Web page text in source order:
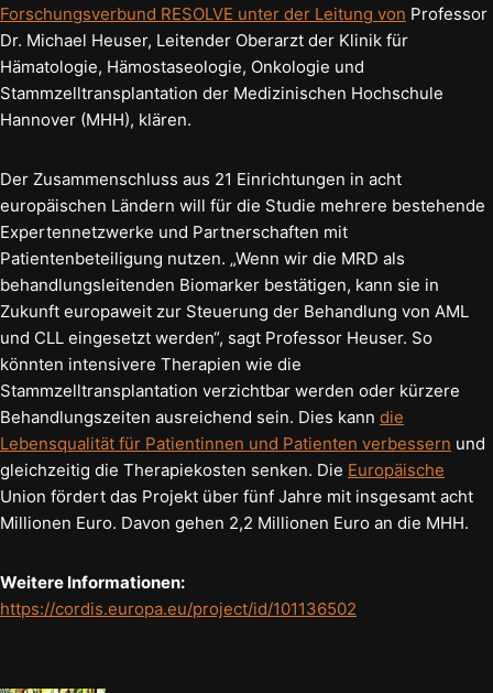
Forschungsverbund RESOLVE unter der Leitung von Professor
Dr. Michael Heuser, Leitender Oberarzt der Klinik für
Hämatologie, Hämostaseologie, Onkologie und
Stammzelltransplantation der Medizinischen Hochschule
Hannover (MHH), klären.
Der Zusammenschluss aus 21 Einrichtungen in acht
europäischen Ländern will für die Studie mehrere bestehende
Expertennetzwerke und Partnerschaften mit
Patientenbeteiligung nutzen. „Wenn wir die MRD als
behandlungsleitenden Biomarker bestätigen, kann sie in
Zukunft europaweit zur Steuerung der Behandlung von AML
und CLL eingesetzt werden“, sagt Professor Heuser. So
könnten intensivere Therapien wie die
Stammzelltransplantation verzichtbar werden oder kürzere
Behandlungszeiten ausreichend sein. Dies kann die
Lebensqualität für Patientinnen und Patienten verbessern und
gleichzeitig die Therapiekosten senken. Die Europäische
Union fördert das Projekt über fünf Jahre mit insgesamt acht
Millionen Euro. Davon gehen 2,2 Millionen Euro an die MHH.
Weitere Informationen:
https://cordis.europa.eu/project/id/101136502